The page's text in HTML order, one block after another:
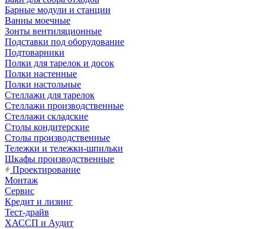
Барные модули и станции
Ванны моечные
Зонты вентиляционные
Подставки под оборудование
Подтоварники
Полки для тарелок и досок
Полки настенные
Полки настольные
Стеллажи для тарелок
Стеллажи производственные
Стеллажи складские
Столы кондитерские
Столы производственные
Тележки и тележки-шпильки
Шкафы производственные
Проектирование
Монтаж
Сервис
Кредит и лизинг
Тест-драйв
ХАССП и Аудит